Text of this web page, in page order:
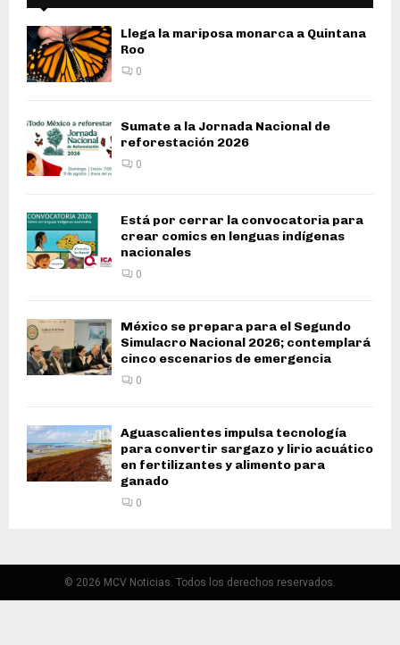
Llega la mariposa monarca a Quintana
Roo
0
Sumate a la Jornada Nacional de
reforestación 2026
0
Está por cerrar la convocatoria para
crear comics en lenguas indígenas
nacionales
0
México se prepara para el Segundo
Simulacro Nacional 2026; contemplará
cinco escenarios de emergencia
0
Aguascalientes impulsa tecnología
para convertir sargazo y lirio acuático
en fertilizantes y alimento para
ganado
0
© 2026 MCV Noticias. Todos los derechos reservados.